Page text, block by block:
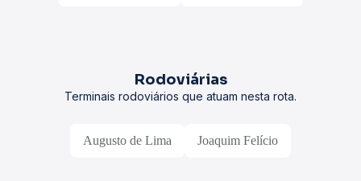
Rodoviárias
Terminais rodoviários que atuam nesta rota.
Augusto de Lima Joaquim Felício